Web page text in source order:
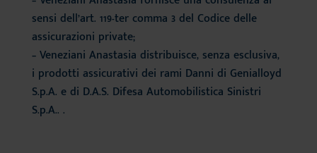
sensi dell’art. 119-ter comma 3 del Codice delle
assicurazioni private;
– Veneziani Anastasia distribuisce, senza esclusiva,
i prodotti assicurativi dei rami Danni di Genialloyd
S.p.A. e di D.A.S. Difesa Automobilistica Sinistri
S.p.A.. .